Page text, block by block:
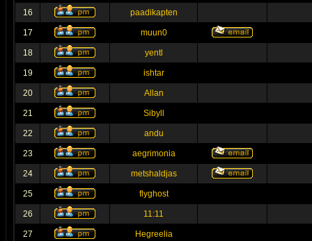
16 paadikapten
17 muun0
18 yentl
19 ishtar
20 Allan
21 Sibyll
22 andu
23 aegrimonia
24 metshaldjas
25 flyghost
26 11:11
27 Hegreelia